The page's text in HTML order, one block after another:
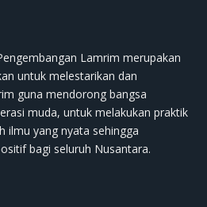
Lamrim merupakan
untuk melestarikan dan
guna mendorong bangsa
muda, untuk melakukan praktik
ilmu yang nyata sehingga
bagi seluruh Nusantara.